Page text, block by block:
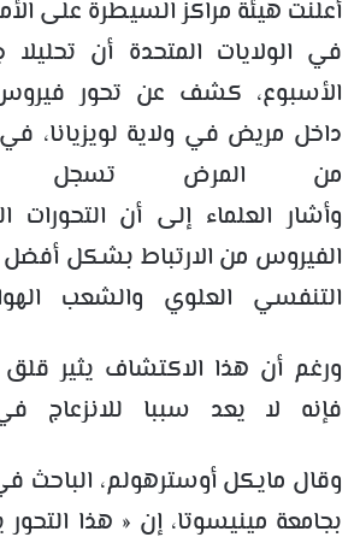
أعلنت هيئة مراكز السيطرة على
في الولايات المتحدة أن تحليلا
الأسبوع، كشف عن تحور فيروس
داخل مريض في ولاية لويزيانا،
من المرض تسجل
وأشار العلماء إلى أن
الفيروس من الارتباط بشكل أفضل
التنفسي العلوي والشعب
ورغم أن هذا الاكتشاف يثير قلق
فإنه لا يعد سببا للانزعاج
وقال مايكل أوسترهولم، الباحث
بجامعة مينيسوتا، إن « هذا